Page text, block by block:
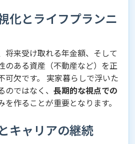
化とライフプランニ
将来受け取れる年金額、そして
のある資産（不動産など）を正
可欠です。 実家暮らしで浮いた
ではなく、 長期的な視点での
を作ることが重要となります。
キャリアの継続